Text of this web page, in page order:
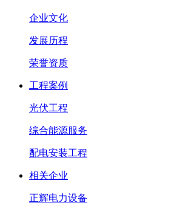
企业文化
发展历程
荣誉资质
工程案例
光伏工程
综合能源服务
配电安装工程
相关企业
正辉电力设备